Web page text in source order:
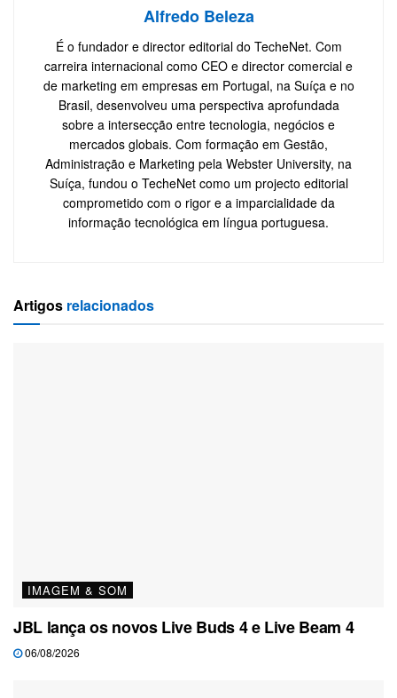
Alfredo Beleza
É o fundador e director editorial do TecheNet. Com
carreira internacional como CEO e director comercial e
de marketing em empresas em Portugal, na Suíça e no
Brasil, desenvolveu uma perspectiva aprofundada
sobre a intersecção entre tecnologia, negócios e
mercados globais. Com formação em Gestão,
Administração e Marketing pela Webster University, na
Suíça, fundou o TecheNet como um projecto editorial
comprometido com o rigor e a imparcialidade da
informação tecnológica em língua portuguesa.
Artigos relacionados
IMAGEM & SOM
JBL lança os novos Live Buds 4 e Live Beam 4
06/08/2026